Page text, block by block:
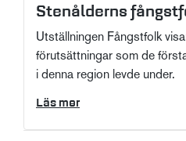
Stenålderns
Utställningen Fångstfolk
förutsättningar som de
i denna region levde under.
Läs mer